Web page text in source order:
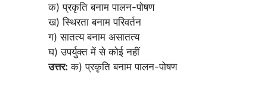
क) प्रकृति बनाम पालन-पोषण
ख) स्थिरता बनाम परिवर्तन
ग) सातत्य बनाम असातत्य
घ) उपर्युक्त में से कोई नहीं
उत्तर: क) प्रकृति बनाम पालन-पोषण